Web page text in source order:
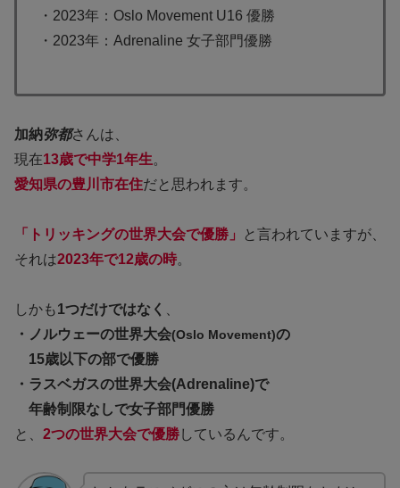
・2023年：Oslo Movement U16 優勝
・2023年：Adrenaline 女子部門優勝
加納弥都さんは、
現在13歳で中学1年生。
愛知県の豊川市在住だと思われます。
「トリッキングの世界大会で優勝」
と言われていますが、
それは2023年で12歳の時。
しかも1つだけではなく
・ノルウェーの世界大会(Oslo Movement)の
15歳以下の部で優勝
・ラスベガスの世界大会(Adrenaline)で
年齢制限なしで女子部門優勝
と、 2つの世界大会で優勝しているんです。